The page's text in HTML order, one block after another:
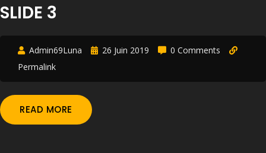
SLIDE 3
Admin69Luna 26 Juin 2019
0 Comments
Permalink
READ MORE